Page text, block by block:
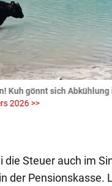
Kuh gönnt sich Abkühlung
2026 >>
die Steuer auch im
der Pensionskasse.